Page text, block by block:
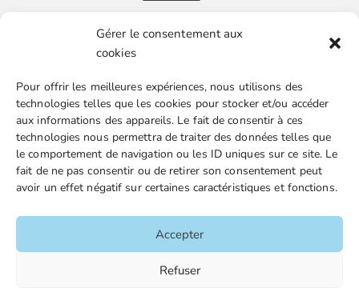
Gérer le consentement aux
cookies
Pour offrir les meilleures expériences, nous utilisons des
technologies telles que les cookies pour stocker et/ou accéder
aux informations des appareils. Le fait de consentir à ces
technologies nous permettra de traiter des données telles que
le comportement de navigation ou les ID uniques sur ce site. Le
fait de ne pas consentir ou de retirer son consentement peut
avoir un effet négatif sur certaines caractéristiques et fonctions.
Accepter
Refuser
Boutique en ligne
Nos partenaires
Gestion des cookies
FGTA-FO / 15 avenue Victor Hugo – 92170 Vanves / 01 86
Accueil
Contacts